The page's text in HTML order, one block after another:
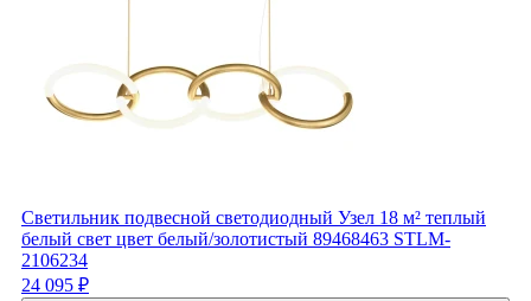
Светильник подвесной светодиодный Узел 18 м² теплый
белый свет цвет белый/золотистый 89468463 STLM-
2106234
24 095 ₽